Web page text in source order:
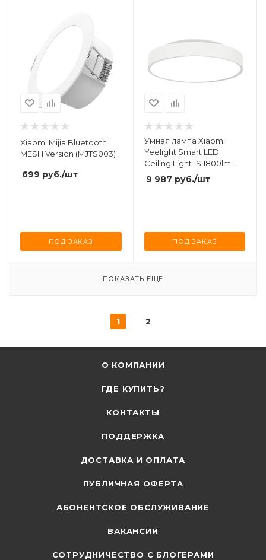
Xiaomi Mijia Bluetooth
MESH Version (MJTS003)
699 руб./шт
ПОД ЗАКАЗ
Умная лампа Xiaomi
Yeelight Smart LED
Ceiling Light 1S 1800lm Wi-
Fi (YLXD41YL)
9 987 руб./шт
ПОД ЗАКАЗ
ПОКАЗАТЬ ЕЩЕ
1 2
О КОМПАНИИ
ГДЕ КУПИТЬ?
КОНТАКТЫ
ПОДДЕРЖКА
ДОСТАВКА И ОПЛАТА
ПУБЛИЧНАЯ ОФЕРТА
АБОНЕНТСКОЕ ОБСЛУЖИВАНИЕ
ВАКАНСИИ
СОТРУДНИЧЕСТВО С БЛОГЕРАМИ